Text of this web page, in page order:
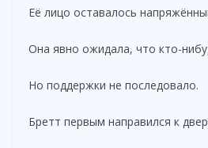
Её лицо оставалось
Она явно ожидала, что кто-
Но поддержки не последовало.
Бретт первым направился к